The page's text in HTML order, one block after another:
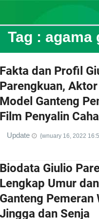
Tag : agama
Fakta dan Profil
Parengkuan,
Model Ganteng
Film Penyalin
Update {wnuary 16, 2022
Biodata Giulio
Lengkap Umur
Ganteng Pemeran
Jingga dan Senja